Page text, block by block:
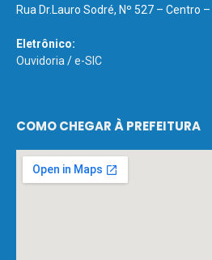
Rua Dr.Lauro Sodré, Nº 527 – Centro
Eletrônico:
Ouvidoria /e-SIC
COMO CHEGAR À PREFEITURA